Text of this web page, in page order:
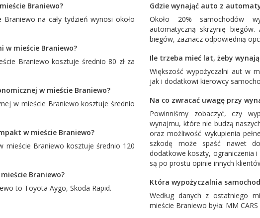
Braniewo?
na cały tydzień wynosi około
w mieście Braniewo?
Braniewo kosztuje średnio 80 zł za
w mieście Braniewo?
w mieście Braniewo kosztuje średnio
w mieście Braniewo?
mieście Braniewo kosztuje średnio 120
Braniewo?
to Toyota Aygo, Skoda Rapid.
Gdzie wynająć auto z
Około 20% samochodów
automatyczną skrzynię
biegów, zaznacz odpowiednią
Ile trzeba mieć lat, żeby
Większość wypożyczalni aut w
jak i dodatkowi kierowcy
Na co zwracać uwagę przy
Powinniśmy zobaczyć, czy
wynajmu, które nie budzą
oraz możliwość wykupienia
szkodę może spaść nawet
dodatkowe koszty, ograniczenia
są po prostu opinie innych
Która wypożyczalnia
Według danych z ostatniego
mieście Braniewo była: MM CARS